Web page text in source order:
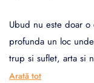
Ubud nu este doar
profunda un loc
trup si suflet, arta si
Arată tot